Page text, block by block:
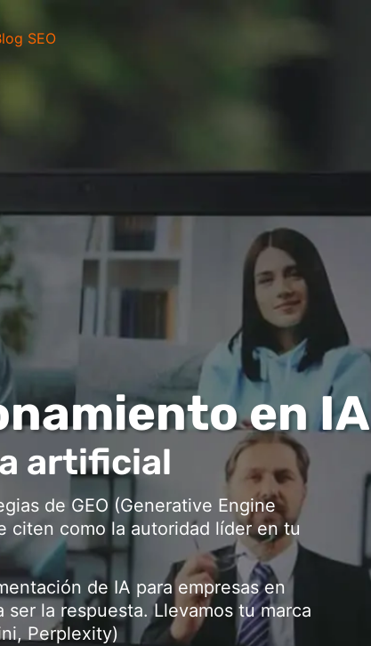
SEO
en IA
artificial
de GEO (Generative Engine
citen como la autoridad líder en tu
de IA para empresas en
la respuesta. Llevamos tu marca
Perplexity)